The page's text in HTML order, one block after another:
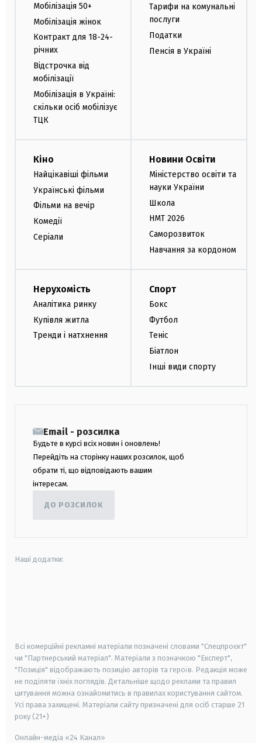
Мобілізація 50+
Мобілізація жінок
Контракт для 18-24-
річних
Відстрочка від
мобілізації
Мобілізація в Україні:
скільки осіб мобілізує
ТЦК
Тарифи на комунальні
послуги
Податки
Пенсія в Україні
Кіно
Найцікавіші фільми
Українські фільми
Фільми на вечір
Комедії
Серіали
Новини Освіти
Міністерство освіти та
науки України
Школа
НМТ 2026
Саморозвиток
Навчання за кордоном
Нерухомість
Аналітика ринку
Купівля житла
Тренди і натхнення
Спорт
Бокс
Футбол
Теніс
Біатлон
Інші види спорту
Email - розсилка
Будьте в курсі всіх новин і оновлень!
Перейдіть на сторінку наших розсилок, щоб
обрати ті, що відповідають вашим
інтересам.
ДО РОЗСИЛОК
Наші додатки:
Всі комерційні рекламні матеріали позначені словами "Спецпроєкт"
чи "Партнерський матеріал". Матеріали з позначкою "Експерт",
"Позиція" відображають позицію авторів та героїв. Редакція може
не поділяти їхніх поглядів. Детальніше щодо реклами та правил
цитування можна ознайомитись в правилах користування сайтом.
Усі права захищені. Матеріали сайту призначені для осіб старше 21
року (21+)
Онлайн-медіа «24 Канал»